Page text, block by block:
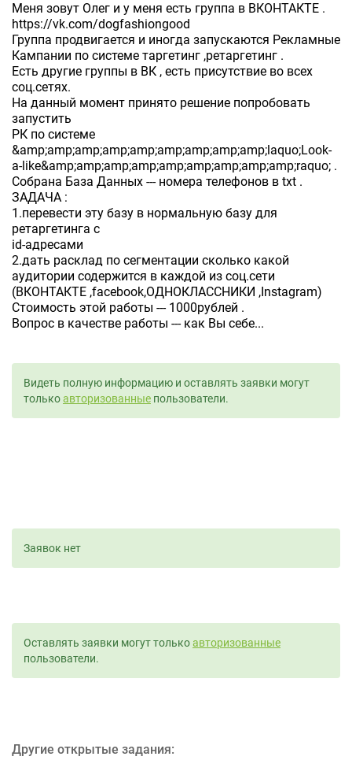
Меня зовут Олег и у меня есть группа в ВКОНТАКТЕ .
https://vk.com/dogfashiongood
Группа продвигается и иногда запускаются Рекламные
Кампании по системе таргетинг ,ретаргетинг .
Есть другие группы в ВК , есть присутствие во всех
соц.сетях.
На данный момент принято решение попробовать
запустить
РК по системе
&amp;amp;amp;amp;amp;amp;amp;amp;amp;laquo;Look-
a-like&amp;amp;amp;amp;amp;amp;amp;amp;amp;raquo; .
Собрана База Данных --- номера телефонов в txt .
ЗАДАЧА :
1.перевести эту базу в нормальную базу для
ретаргетинга с
id-адресами
2.дать расклад по сегментации сколько какой
аудитории содержится в каждой из соц.сети
(ВКОНТАКТЕ ,facebook,ОДНОКЛАССНИКИ ,Instagram)
Стоимость этой работы --- 1000рублей .
Вопрос в качестве работы --- как Вы себе...
Видеть полную информацию и оставлять заявки могут
толькоавторизованные пользователи.
Заявок нет
Оставлять заявки могут толькоавторизованные
пользователи.
Другие открытые задания: